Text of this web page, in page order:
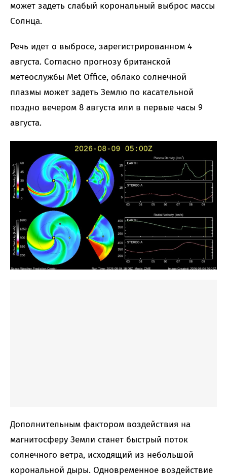
может задеть слабый корональный выброс массы
Солнца.
Речь идет о выбросе, зарегистрированном 4
августа. Согласно прогнозу британской
метеослужбы Met Office, облако солнечной
плазмы может задеть Землю по касательной
поздно вечером 8 августа или в первые часы 9
августа.
Дополнительным фактором воздействия на
магнитосферу Земли станет быстрый поток
солнечного ветра, исходящий из небольшой
корональной дыры. Одновременное воздействие